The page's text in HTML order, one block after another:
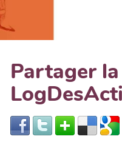
Partager